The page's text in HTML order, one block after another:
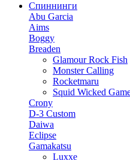
Спиннинги
Abu Garcia
Aims
Boggy
Breaden
Glamour Rock Fish
Monster Calling
Rocketmaru
Squid Wicked
Crony
D-3 Custom
Daiwa
Eclipse
Gamakatsu
Luxxe